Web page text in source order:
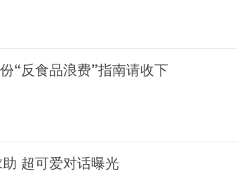
“反食品浪费”指南请收下
超可爱对话曝光